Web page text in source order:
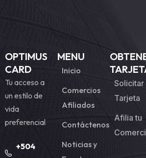
OPTIMUS
CARD
Tu acceso a
un estilo de
vida
preferencial
+504
MENU
Inicio
Comercios
Afiliados
Contáctenos
Noticias y
Solicitar
Tarjeta
Afilia tu